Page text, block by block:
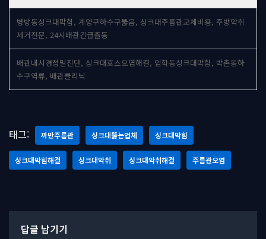
병방동싱크대막힘, 계양구하수구뚫음, 싱크대주름관교체비용, 주방악취
제거전문, 24시배관긴급출동
배관내시경정밀진단, 싱크대호스오염해결, 임학동싱크대막힘, 박촌동하
수구역류, 배관클리닉
태그: 까만주름관 싱크대뚫는업체 싱크대막힘
싱크대막힘해결 싱크대악취 싱크대악취해결 주름관오염
답글 남기기